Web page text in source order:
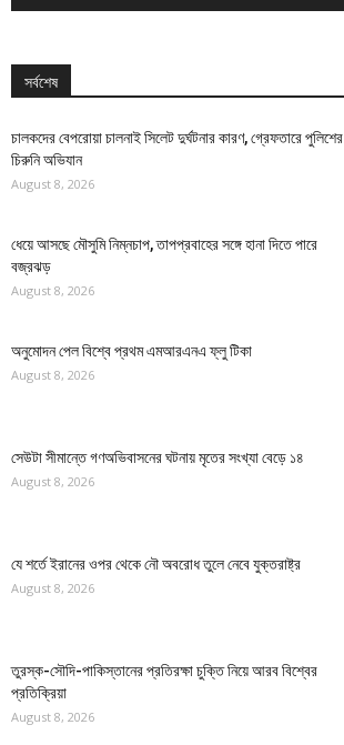
সর্বশেষ
চালকদের বেপরোয়া চালনাই সিলেট দুর্ঘটনার কারণ, গ্রেফতারে পুলিশের
চিরুনি অভিযান
August 8, 2026
ধেয়ে আসছে মৌসুমি নিম্নচাপ, তাপপ্রবাহের সঙ্গে হানা দিতে পারে
বজ্রঝড়
August 8, 2026
অনুমোদন পেল বিশ্বে প্রথম এমআরএনএ ফ্লু টিকা
August 8, 2026
সেউটা সীমান্তে গণঅভিবাসনের ঘটনায় মৃতের সংখ্যা বেড়ে ১৪
August 8, 2026
যে শর্তে ইরানের ওপর থেকে নৌ অবরোধ তুলে নেবে যুক্তরাষ্ট্র
August 8, 2026
তুরস্ক-সৌদি-পাকিস্তানের প্রতিরক্ষা চুক্তি নিয়ে আরব বিশ্বের
প্রতিক্রিয়া
August 8, 2026